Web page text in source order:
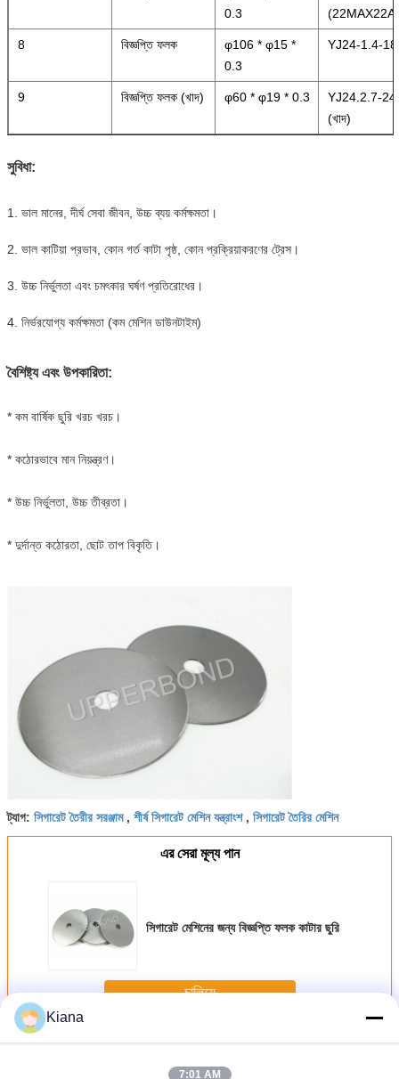
0.3
(22MAX22A)
8 বিজ্ঞপ্তি ফলক
φ106 * φ15 *
0.3
YJ24-1.4-18
9 বিজ্ঞপ্তি ফলক (খাদ) φ60 * φ19 * 0.3
YJ24.2.7-24
(খাদ)
সুবিধা:
1. ভাল মানের, দীর্ঘ সেবা জীবন, উচ্চ ব্যয় কর্মক্ষমতা।
2. ভাল কাটিয়া প্রভাব, কোন গর্ত কাটা পৃষ্ঠ, কোন প্রক্রিয়াকরণের ট্রেস।
3. উচ্চ নির্ভুলতা এবং চমৎকার ঘর্ষণ প্রতিরোধের।
4. নির্ভরযোগ্য কর্মক্ষমতা (কম মেশিন ডাউনটাইম)
বৈশিষ্ট্য এবং উপকারিতা:
* কম বার্ষিক ছুরি খরচ খরচ।
* কঠোরভাবে মান নিয়ন্ত্রণ।
* উচ্চ নির্ভুলতা, উচ্চ তীব্রতা।
* দুর্দান্ত কঠোরতা, ছোট তাপ বিকৃতি।
ট্যাগ: সিগারেট তৈরীর সরঞ্জাম, শীর্ষ সিগারেট মেশিন যন্ত্রাংশ, সিগারেট তৈরির মেশিন
এর সেরা মূল্য পান
সিগারেট মেশিনের জন্য বিজ্ঞপ্তি ফলক কাটার ছুরি
চালিয়ে
অধিকসিগারেট মেশিন পার্টস
Kiana
7:01 AM